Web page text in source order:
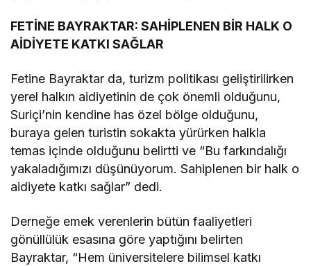
FETİNE BAYRAKTAR: SAHİPLENEN BİR HALK O
AİDİYETE KATKI SAĞLAR
Fetine Bayraktar da, turizm politikası geliştirilirken
yerel halkın aidiyetinin de çok önemli olduğunu,
Suriçi’nin kendine has özel bölge olduğunu,
buraya gelen turistin sokakta yürürken halkla
temas içinde olduğunu belirtti ve “Bu farkındalığı
yakaladığımızı düşünüyorum. Sahiplenen bir halk o
aidiyete katkı sağlar” dedi.
Derneğe emek verenlerin bütün faaliyetleri
gönüllülük esasına göre yaptığını belirten
Bayraktar, “Hem üniversitelere bilimsel katkı